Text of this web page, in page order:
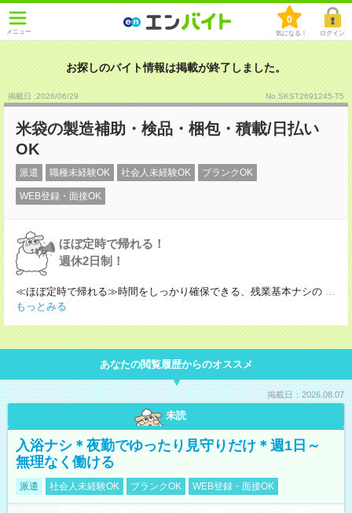
メニュー
0
気になる！ ログイン
お探しのバイト情報は掲載が終了しました。
掲載日 :2026/06/29 No.SKST2691245-T5
米袋の製造補助・検品・梱包・積載/日払い
OK
派遣 職種未経験OK 社会人未経験OK ブランクOK
WEB登録・面接OK
ほぼ定時で帰れる！
週休2日制！
≪ほぼ定時で帰れる≫時間をしっかり確保できる、残業基本ナシの ...
もっとみる
あなたの閲覧履歴からのオススメ
掲載日：2026.08.07
未読
入浴ナシ＊夜勤でゆったり見守りだけ＊週1日～
無理なく働ける
派遣 社会人未経験OK ブランクOK WEB登録・面接OK